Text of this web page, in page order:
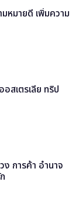
หมายดี เพิ่มความ
อสเตรเลีย ทริป
ง การค้า อำนาจ